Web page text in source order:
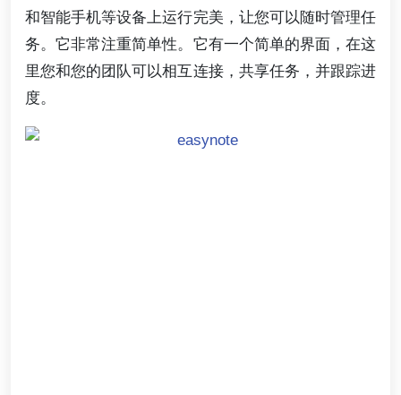
和智能手机等设备上运行完美，让您可以随时管理任
务。它非常注重简单性。它有一个简单的界面，在这
里您和您的团队可以相互连接，共享任务，并跟踪进
度。